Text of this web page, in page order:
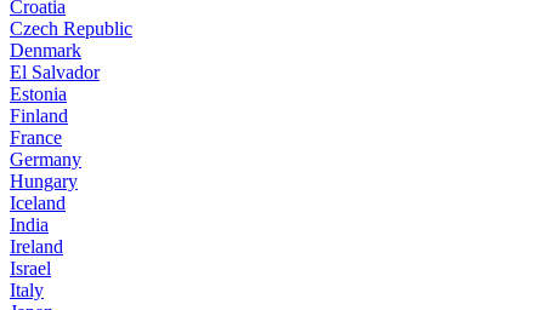
Croatia
Czech Republic
Denmark
El Salvador
Estonia
Finland
France
Germany
Hungary
Iceland
India
Ireland
Israel
Italy